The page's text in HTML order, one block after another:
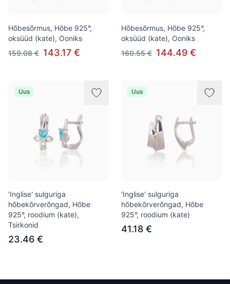
Hõbesõrmus, Hõbe 925°,
oksüüd (kate), Ooniks
159.08 € 143.17 €
Hõbesõrmus, Hõbe 925°,
oksüüd (kate), Ooniks
160.55 € 144.49 €
Uus
'Inglise' sulguriga
hõbekõrverõngad, Hõbe
925°, roodium (kate),
Tsirkonid
23.46 €
Uus
'Inglise' sulguriga
hõbekõrverõngad, Hõbe
925°, roodium (kate)
41.18 €